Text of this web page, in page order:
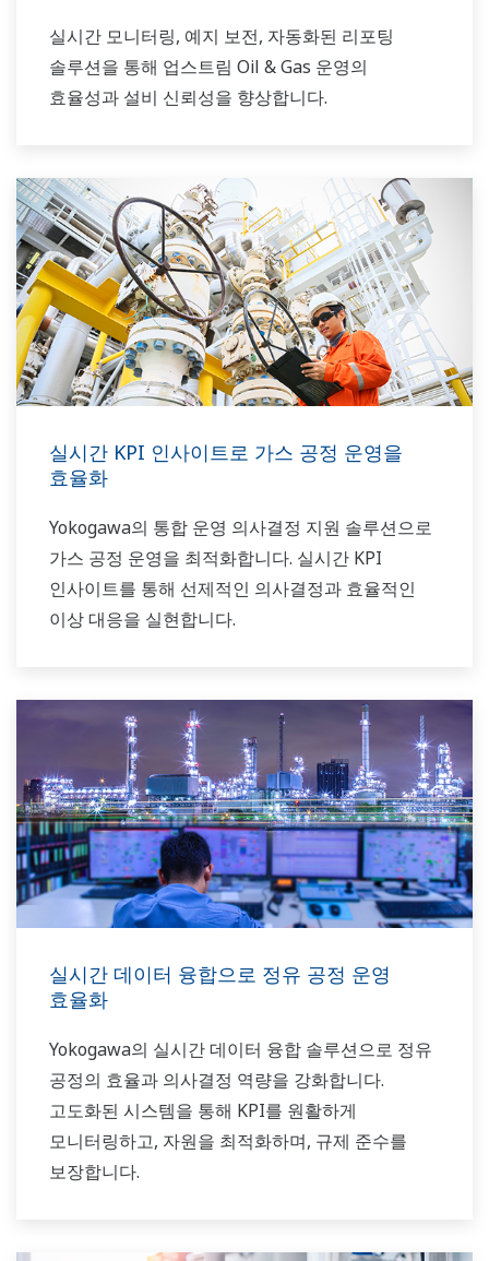
실시간 모니터링, 예지 보전, 자동화된 리포팅
솔루션을 통해 업스트림 Oil & Gas 운영의
효율성과 설비 신뢰성을 향상합니다.
실시간 KPI 인사이트로 가스 공정 운영을
효율화
Yokogawa의 통합 운영 의사결정 지원 솔루션으로
가스 공정 운영을 최적화합니다. 실시간 KPI
인사이트를 통해 선제적인 의사결정과 효율적인
이상 대응을 실현합니다.
실시간 데이터 융합으로 정유 공정 운영
효율화
Yokogawa의 실시간 데이터 융합 솔루션으로 정유
공정의 효율과 의사결정 역량을 강화합니다.
고도화된 시스템을 통해 KPI를 원활하게
모니터링하고, 자원을 최적화하며, 규제 준수를
보장합니다.